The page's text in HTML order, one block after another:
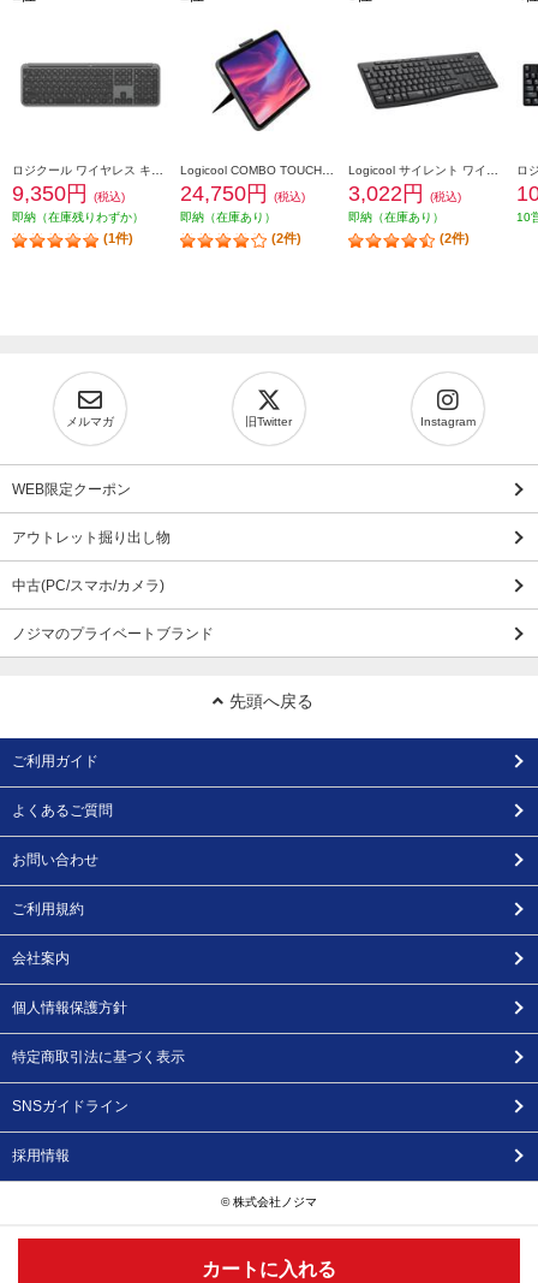
カートに入れる
9,350円
(税込)
即納（在庫残りわずか）
(1件)
24,750円
(税込)
即納（在庫あり）
(2件)
3,022円
(税込)
即納（在庫あり）
(2件)
10
メルマガ 旧Twitter Instagram
WEB限定クーポン
アウトレット掘り出し物
中古(PC/スマホ/カメラ)
ノジマのプライベートブランド
先頭へ戻る
ご利用ガイド
よくあるご質問
お問い合わせ
ご利用規約
会社案内
個人情報保護方針
特定商取引法に基づく表示
SNSガイドライン
採用情報
© 株式会社ノジマ